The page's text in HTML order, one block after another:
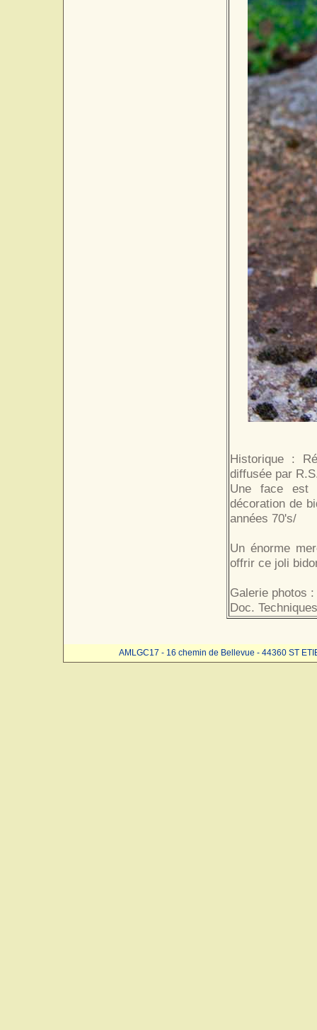
Historique :
diffusée par
Une face est
décoration de
années 70's/
Un énorme
offrir ce joli
Galerie photos :
Doc.
AMLGC17 - 16 chemin de Bellevue - 44360 ST